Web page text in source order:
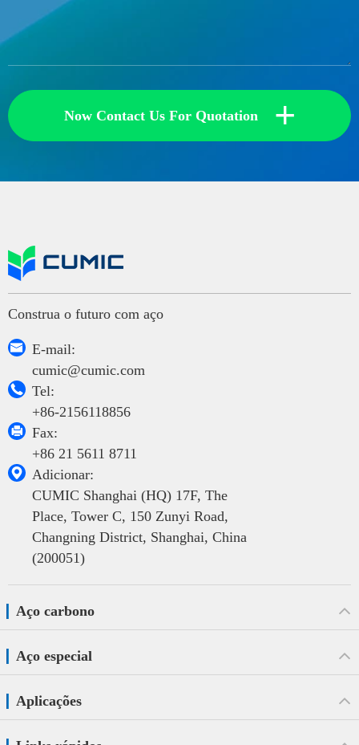
Now Contact Us For Quotation +
Construa o futuro com aço

E-mail:
cumic@cumic.com

Tel:
+86-2156118856

Fax:
+86 21 5611 8711

Adicionar:
CUMIC Shanghai (HQ) 17F, The
Place, Tower C, 150 Zunyi Road,
Changning District, Shanghai, China
(200051)
Aço carbono
Aço especial
Aplicações